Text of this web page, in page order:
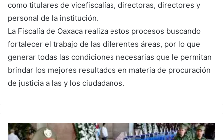
como titulares de vicefiscalías, directoras, directores y
personal de la institución.
La Fiscalía de Oaxaca realiza estos procesos buscando
fortalecer el trabajo de las diferentes áreas, por lo que
generar todas las condiciones necesarias que le permitan
brindar los mejores resultados en materia de procuración
de justicia a las y los ciudadanos.